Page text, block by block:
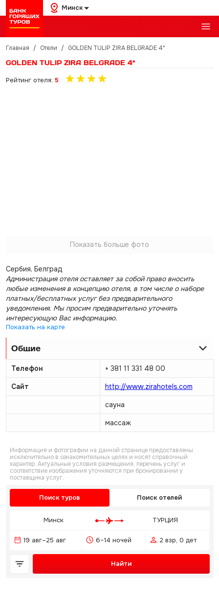
Минск
Главная / Отели / GOLDEN TULIP ZIRA BELGRADE 4*
GOLDEN TULIP ZIRA BELGRADE 4*
Рейтинг отеля: 5
Показать больше фото
Сербия, Белград
Администрация отеля оставляет за собой право вносить
любые изменения в концепцию отеля, в том числе о наборе
платных/бесплатных услуг без предварительного
уведомления. Мы просим предварительно уточнять
интересующую Вас информацию.
Показать на карте
Общие
Телефон + 381 11 331 48 00
Сайт http://www.zirahotels.com
сауна
массаж
Информация и фотографии на данной странице предоставлены
исключительно в ознакомительных целях и носят справочный
характер. Актуальные условия размещения, перечень услуг и
соответствие изображения уточняются при бронировании у
поставщика услуг.
Поиск туров Поиск отелей
Минск ТУРЦИЯ
19 авг–25 авг 6–14 ночей 2 взр, 0 дет
Найти